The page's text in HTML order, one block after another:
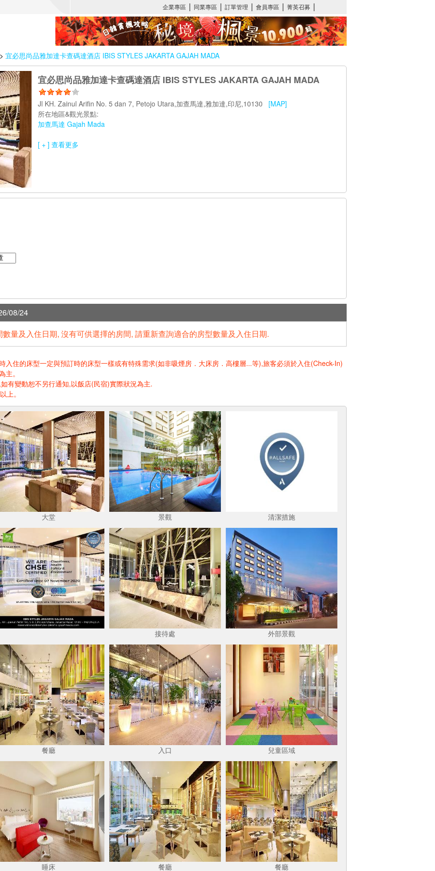
> 宜必思尚品雅加達卡查碼達酒店 IBIS STYLES JAKARTA GAJAH MADA
宜必思尚品雅加達卡查碼達酒店 IBIS STYLES JAKARTA GAJAH MADA
Jl KH. Zainul Arifin No. 5 dan 7, Petojo Utara,加查馬達,雅加達,印尼,10130 [MAP]
所在地區&觀光景點:
加查馬達 Gajah Mada
[ + ] 查看更多
08/24
量及入住日期, 沒有可供選擇的房間, 請重新查詢適合的房型數量及入住日期.
入住的床型一定與預訂時的床型一樣或有特殊需求(如非吸煙房．大床房．高樓層...等),旅客必須於入住(Check-In)
主。
有變動恕不另行通知,以飯店(民宿)實際狀況為主.
上。
大堂 景觀 清潔措施
接待處 外部景觀
餐廳 入口 兒童區域
睡床 餐廳 餐廳